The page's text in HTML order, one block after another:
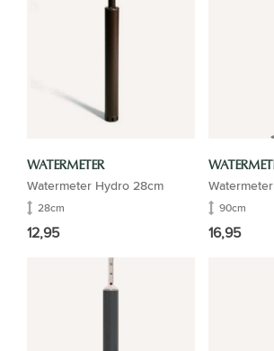
WATERMETER
Watermeter Hydro 28cm
28cm
12,95
90cm
16,95